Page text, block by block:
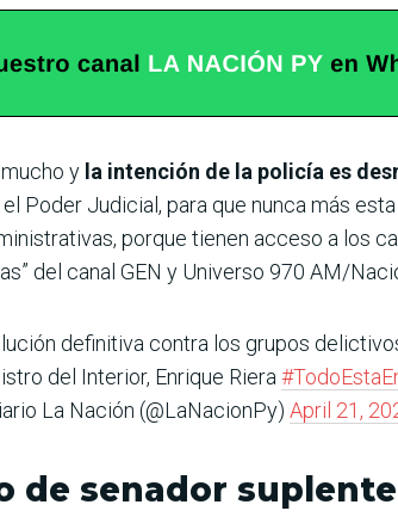
y la intención de la policía es
Poder Judicial, para que nunca más
porque tienen acceso a los
del canal GEN y Universo 970 AM/
definitiva contra los grupos
del Interior, Enrique Riera
La Nación (@LaNacionPy) April 21,
de senador